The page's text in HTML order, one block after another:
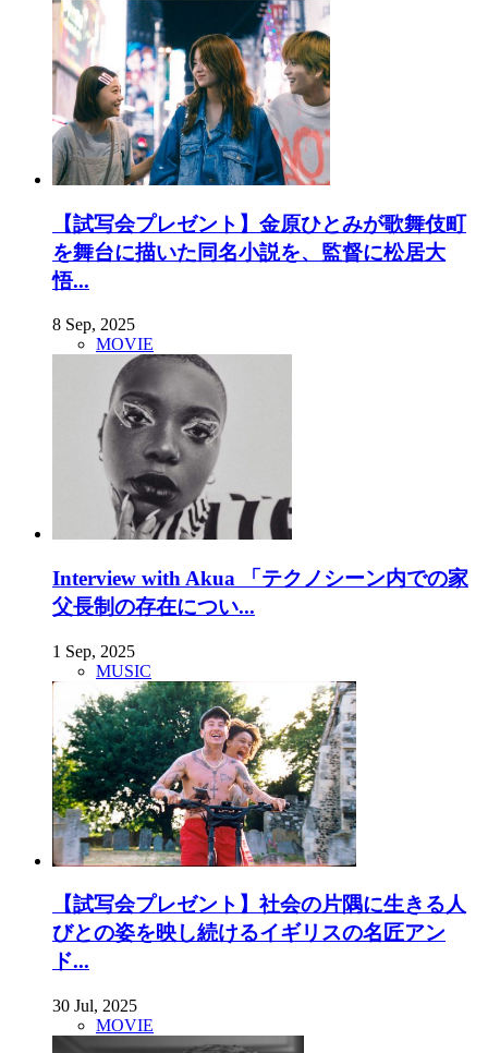
【試写会プレゼント】金原ひとみが歌舞伎町
を舞台に描いた同名小説を、監督に松居大
悟...
8 Sep, 2025
MOVIE
Interview with Akua 「テクノシーン内での家
父長制の存在につい...
1 Sep, 2025
MUSIC
【試写会プレゼント】社会の片隅に生きる人
びとの姿を映し続けるイギリスの名匠アン
ド...
30 Jul, 2025
MOVIE